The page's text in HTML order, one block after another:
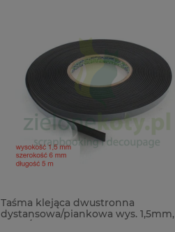
Taśma klejąca dwustronna
dystansowa/piankowa wys. 1,5mm,
6mm/50mb czarna